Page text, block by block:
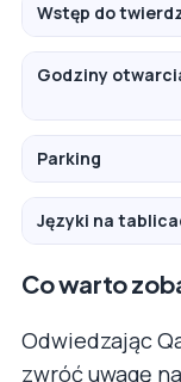
Wstęp do
Godziny
Parking
Języki na
Co warto
Odwiedzając
zwróć uwagę